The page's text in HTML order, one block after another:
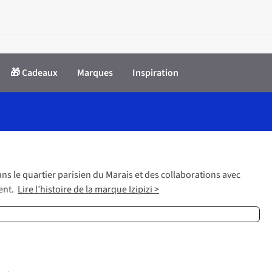
🎁 Cadeaux Marques Inspiration
le quartier parisien du Marais et des collaborations avec
Lire l’histoire de la marque Izipizi >